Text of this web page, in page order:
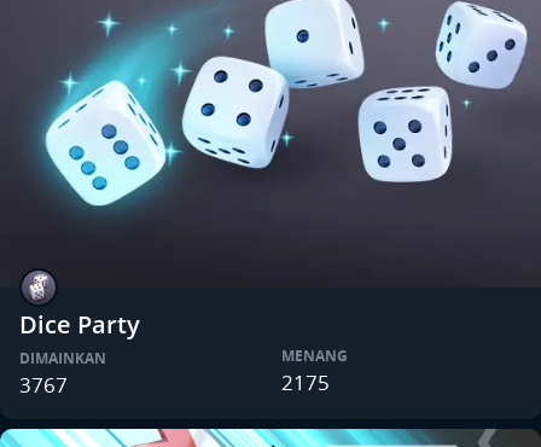
Dice Party
DIMAINKAN
3767
MENANG
2175